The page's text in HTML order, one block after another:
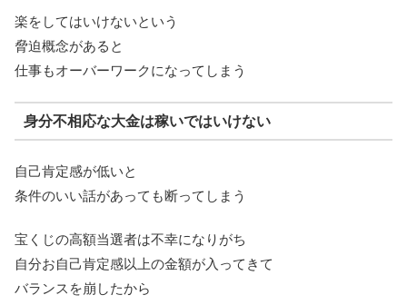
楽をしてはいけないという
脅迫概念があると
仕事もオーバーワークになってしまう
身分不相応な大金は稼いではいけない
自己肯定感が低いと
条件のいい話があっても断ってしまう
宝くじの高額当選者は不幸になりがち
自分お自己肯定感以上の金額が入ってきて
バランスを崩したから